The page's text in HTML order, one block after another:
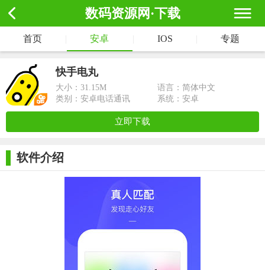
数码资源网·下载
首页 安卓 IOS 专题
快手电丸
大小： 31.15M
语言：简体中文
类别：安卓电话通讯
系统：安卓
立即下载
软件介绍